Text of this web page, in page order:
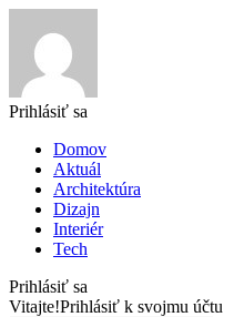
Prihlásiť sa
Domov
Aktuál
Architektúra
Dizajn
Interiér
Tech
Prihlásiť sa
Vitajte!Prihlásiť k svojmu účtu